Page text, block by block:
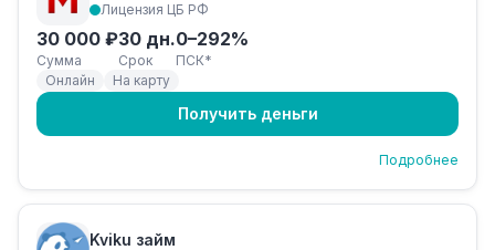
Лицензия ЦБ РФ
30 000 ₽
Сумма
30 дн.
Срок
0–292%
ПСК*
Онлайн
На карту
Получить деньги
Подробнее
Kviku займ